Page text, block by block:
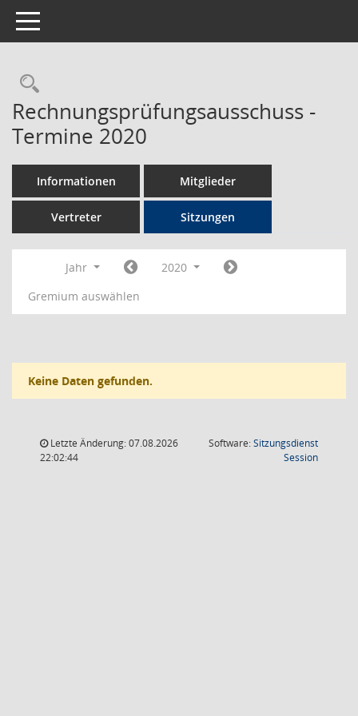
Toggle navigation
Rechercheauswahl
Rechnungsprüfungsausschuss -
Termine 2020
Informationen Mitglieder
Vertreter Sitzungen
Jahr
2020
Gremium auswählen
Keine Daten gefunden.
Letzte Änderung: 07.08.2026
22:02:44
Software:Sitzungsdienst
Session(Wird in